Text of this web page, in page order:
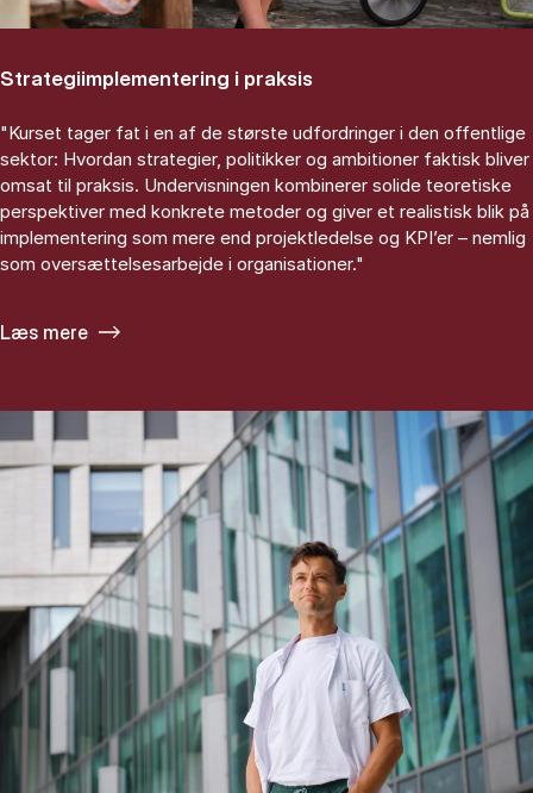
Strategiimplementering i praksis
"Kurset tager fat i en af de største udfordringer i den offentlige
sektor: Hvordan strategier, politikker og ambitioner faktisk bliver
omsat til praksis. Undervisningen kombinerer solide teoretiske
perspektiver med konkrete metoder og giver et realistisk blik på
implementering som mere end projektledelse og KPI’er – nemlig
som oversættelsesarbejde i organisationer."
Læs mere